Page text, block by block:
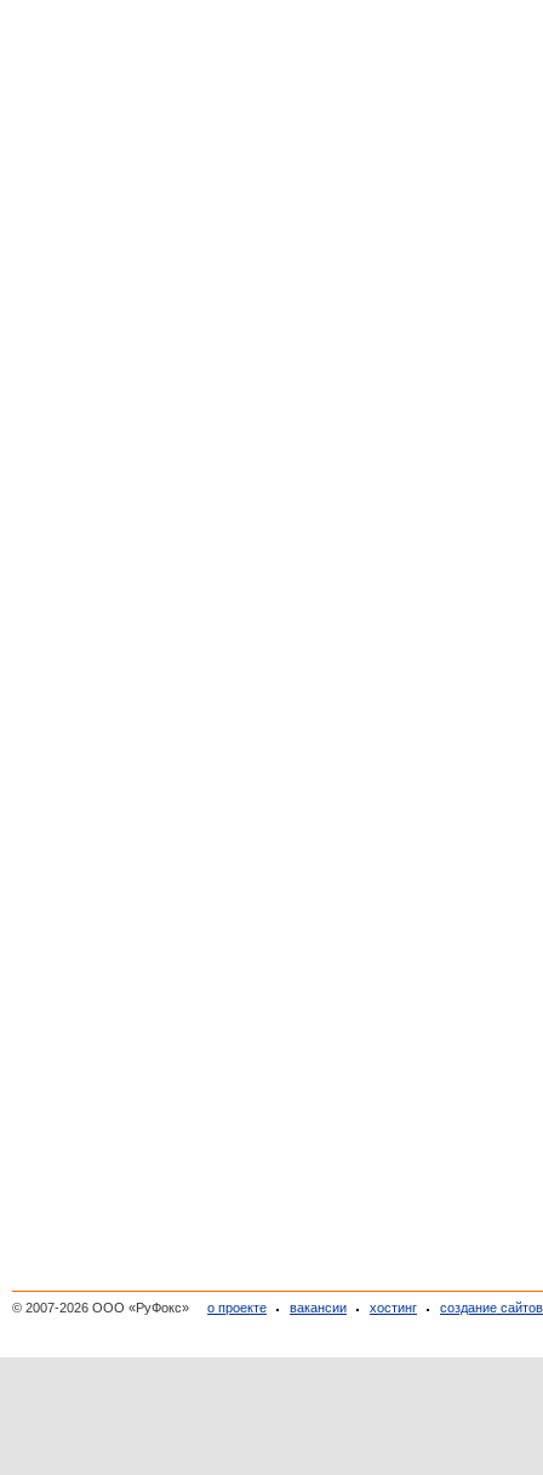
© 2007-2026 ООО «РуФокс» о проекте вакансии хостинг создание сайтов